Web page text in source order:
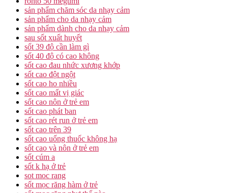
sản phẩm chăm sóc da nhạy cảm
sản phẩm cho da nhạy cảm
sản phẩm dành cho da nhạy cảm
sau sốt xuất huyết
sốt 39 độ cần làm gì
sốt 40 độ có cao không
sốt cao đau nhức xương khớp
sốt cao đột ngột
sốt cao ho nhiều
sốt cao mất vị giác
sốt cao nôn ở trẻ em
sốt cao phát ban
sốt cao rét run ở trẻ em
sốt cao trên 39
sốt cao uống thuốc không hạ
sốt cao và nôn ở trẻ em
sốt cúm a
sốt k hạ ở trẻ
sot moc rang
sốt mọc răng hàm ở trẻ